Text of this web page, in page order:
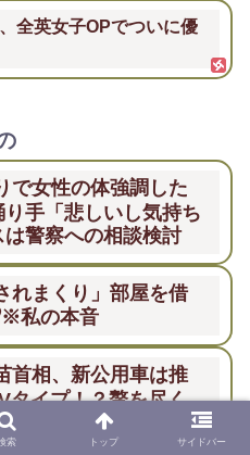
全英女子OPでついに優
で女性の体強調した
手「悲しいし気持ち
警察への相談検討
れまくり」部屋を借
私の本音
首相、新公用車は推
タイプ！？贅を尽く
吸うのが至福の時間
間
索 トップ サイドバー